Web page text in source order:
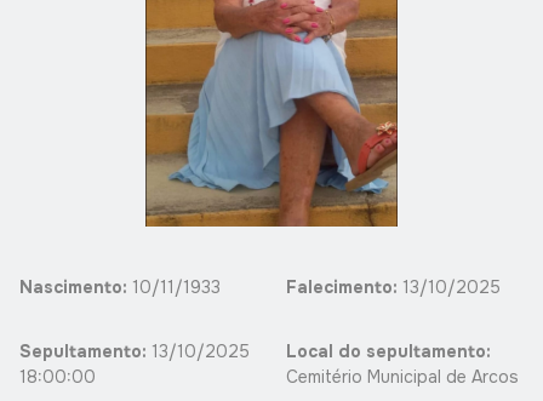
Nascimento: 10/11/1933 Falecimento: 13/10/2025
Sepultamento: 13/10/2025
18:00:00
Local do sepultamento:
Cemitério Municipal de Arcos